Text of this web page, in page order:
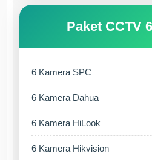
Paket CCTV
6 Kamera SPC
6 Kamera Dahua
6 Kamera HiLook
6 Kamera Hikvision